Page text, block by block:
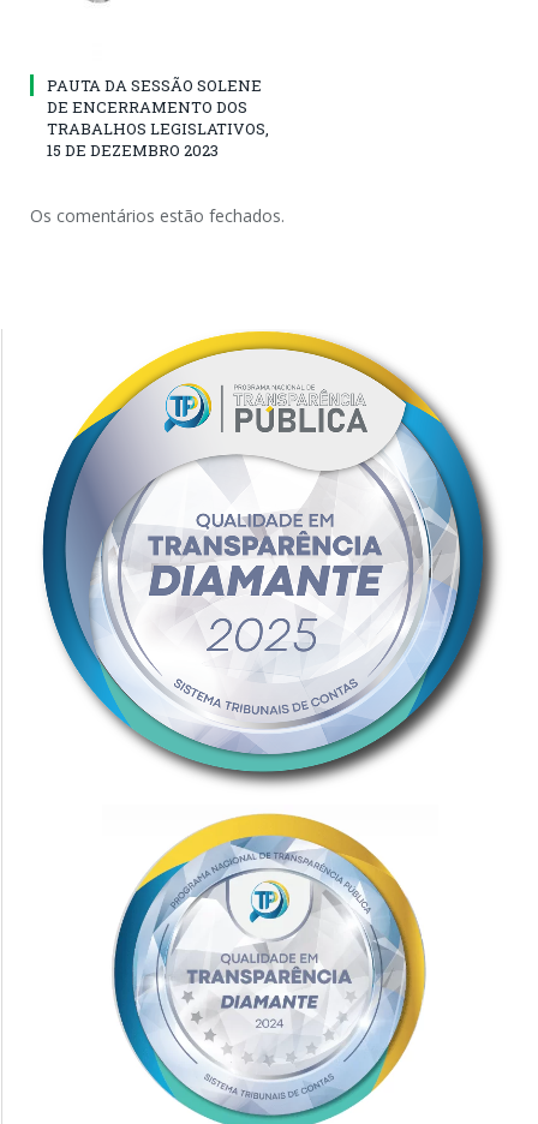
PAUTA DA SESSÃO SOLENE
DE ENCERRAMENTO DOS
TRABALHOS LEGISLATIVOS,
15 DE DEZEMBRO 2023
Os comentários estão fechados.